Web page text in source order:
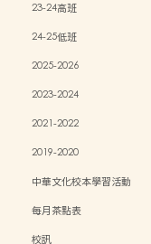
23-24高班
24-25低班
2025-2026
2023-2024
2021-2022
2019-2020
中華文化校本學習活動
每月茶點表
校訊